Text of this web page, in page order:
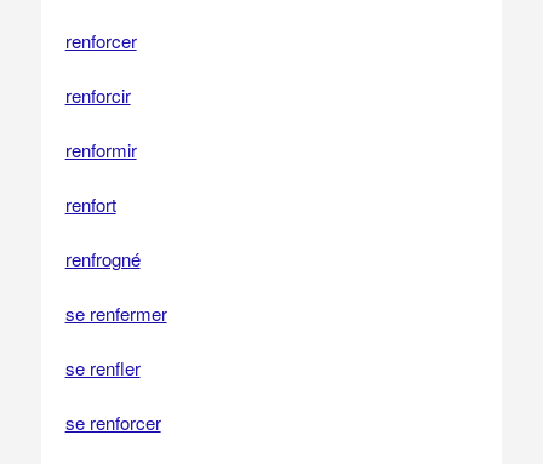
renforcer
renforcir
renformir
renfort
renfrogné
se renfermer
se renfler
se renforcer